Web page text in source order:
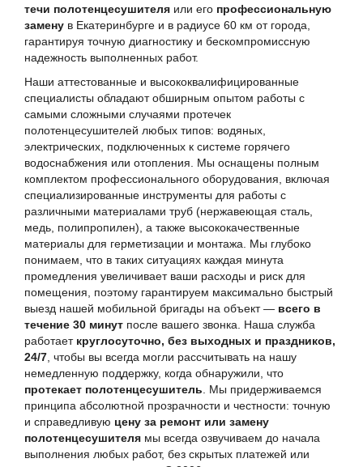
течи полотенцесушителя или его профессиональную
замену в Екатеринбурге и в радиусе 60 км от города,
гарантируя точную диагностику и бескомпромиссную
надежность выполненных работ.
Наши аттестованные и высококвалифицированные
специалисты обладают обширным опытом работы с
самыми сложными случаями протечек
полотенцесушителей любых типов: водяных,
электрических, подключенных к системе горячего
водоснабжения или отопления. Мы оснащены полным
комплектом профессионального оборудования, включая
специализированные инструменты для работы с
различными материалами труб (нержавеющая сталь,
медь, полипропилен), а также высококачественные
материалы для герметизации и монтажа. Мы глубоко
понимаем, что в таких ситуациях каждая минута
промедления увеличивает ваши расходы и риск для
помещения, поэтому гарантируем максимально быстрый
выезд нашей мобильной бригады на объект — всего в
течение 30 минут после вашего звонка. Наша служба
работает круглосуточно, без выходных и праздников,
24/7 , чтобы вы всегда могли рассчитывать на нашу
немедленную поддержку, когда обнаружили, что
протекает полотенцесушитель . Мы придерживаемся
принципа абсолютной прозрачности и честности: точную
и справедливую цену за ремонт или замену
полотенцесушителя мы всегда озвучиваем до начала
выполнения любых работ, без скрытых платежей или